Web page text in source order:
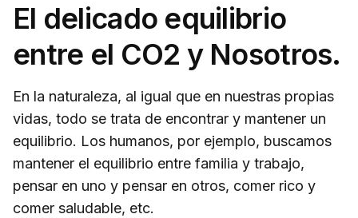
El delicado equilibrio
entre el CO2 y Nosotros.
En la naturaleza, al igual que en nuestras propias
vidas, todo se trata de encontrar y mantener un
equilibrio. Los humanos, por ejemplo, buscamos
mantener el equilibrio entre familia y trabajo,
pensar en uno y pensar en otros, comer rico y
comer saludable, etc.